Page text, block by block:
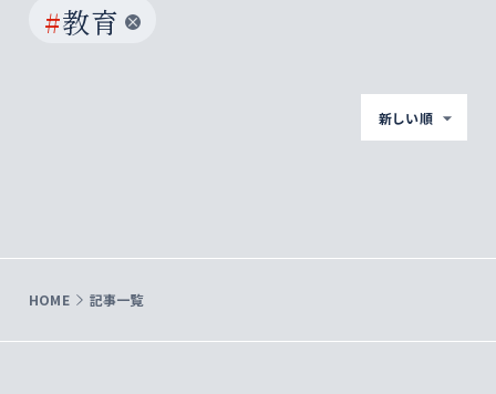
#教育
新しい順
HOME 記事一覧